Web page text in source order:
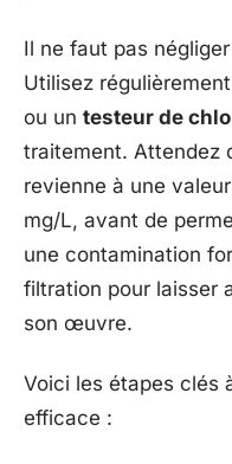
Il ne faut pas
Utilisez
ou un testeur de
traitement. Attendez
revienne à une
mg/L, avant de
une contamination
filtration pour laisser
son œuvre.
Voici les étapes clés
efficace :